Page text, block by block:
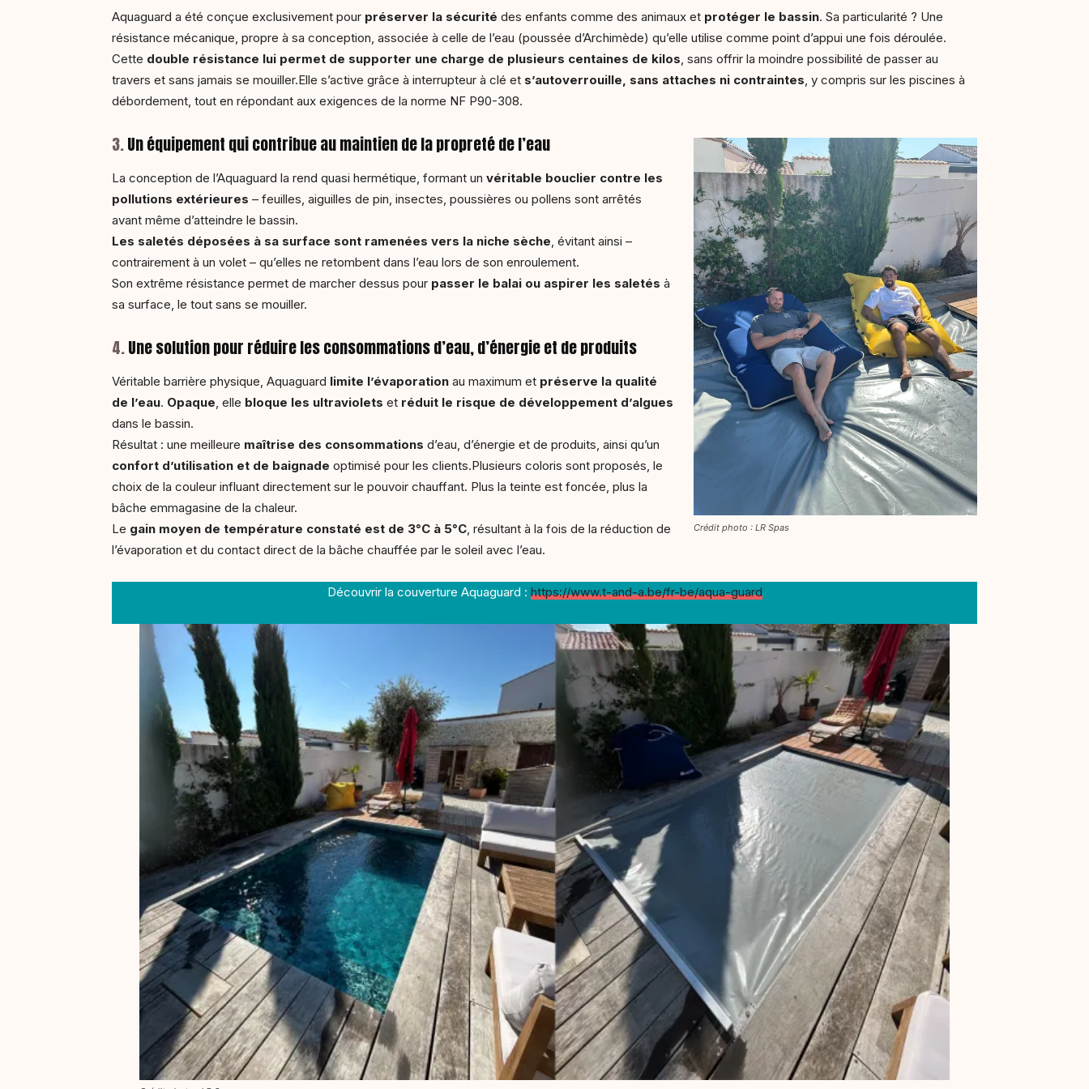
Aquaguard a été conçue exclusivement pour préserver la sécurité des enfants comme des animaux et protéger le bassin. Sa particularité ? Une
résistance mécanique, propre à sa conception, associée à celle de l’eau (poussée d’Archimède) qu’elle utilise comme point d’appui une fois déroulée.
Cette double résistance lui permet de supporter une charge de plusieurs centaines de kilos, sans offrir la moindre possibilité de passer au
travers et sans jamais se mouiller.Elle s’active grâce à interrupteur à clé et s’autoverrouille, sans attaches ni contraintes, y compris sur les piscines à
débordement, tout en répondant aux exigences de la norme NF P90-308.
Crédit photo : LR Spas
3.Un équipement qui contribue au maintien de la propreté de l’eau
La conception de l’Aquaguard la rend quasi hermétique, formant un véritable bouclier contre les
pollutions extérieures – feuilles, aiguilles de pin, insectes, poussières ou pollens sont arrêtés
avant même d’atteindre le bassin.
Les saletés déposées à sa surface sont ramenées vers la niche sèche, évitant ainsi –
contrairement à un volet – qu’elles ne retombent dans l’eau lors de son enroulement.
Son extrême résistance permet de marcher dessus pour passer le balai ou aspirer les saletés à
sa surface, le tout sans se mouiller.
4.Une solution pour réduire les consommations d’eau, d’énergie et de produits
Véritable barrière physique, Aquaguard limite l’évaporation au maximum et préserve la qualité
de l’eau. Opaque, elle bloque les ultraviolets et réduit le risque de développement d’algues
dans le bassin.
Résultat : une meilleure maîtrise des consommations d’eau, d’énergie et de produits, ainsi qu’un
confort d’utilisation et de baignade optimisé pour les clients.Plusieurs coloris sont proposés, le
choix de la couleur influant directement sur le pouvoir chauffant. Plus la teinte est foncée, plus la
bâche emmagasine de la chaleur.
Le gain moyen de température constaté est de 3°C à 5°C, résultant à la fois de la réduction de
l’évaporation et du contact direct de la bâche chauffée par le soleil avec l’eau.
Découvrir la couverture Aquaguard : https://www.t-and-a.be/fr-be/aqua-guard